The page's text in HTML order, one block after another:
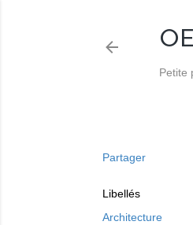
Petite
Partager
Libellés
Architecture